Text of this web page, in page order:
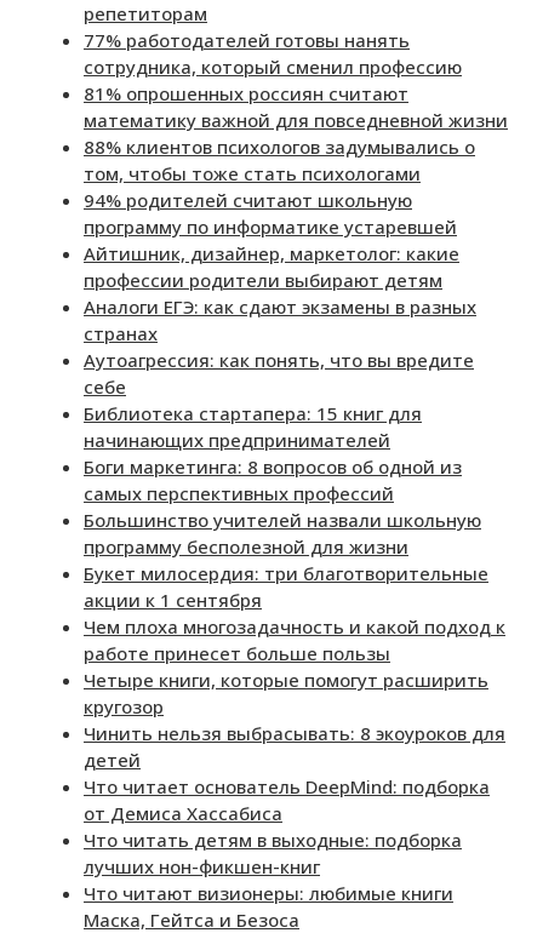
репетиторам
77% работодателей готовы нанять
сотрудника, который сменил профессию
81% опрошенных россиян считают
математику важной для повседневной жизни
88% клиентов психологов задумывались о
том, чтобы тоже стать психологами
94% родителей считают школьную
программу по информатике устаревшей
Айтишник, дизайнер, маркетолог: какие
профессии родители выбирают детям
Аналоги ЕГЭ: как сдают экзамены в разных
странах
Аутоагрессия: как понять, что вы вредите
себе
Библиотека стартапера: 15 книг для
начинающих предпринимателей
Боги маркетинга: 8 вопросов об одной из
самых перспективных профессий
Большинство учителей назвали школьную
программу бесполезной для жизни
Букет милосердия: три благотворительные
акции к 1 сентября
Чем плоха многозадачность и какой подход к
работе принесет больше пользы
Четыре книги, которые помогут расширить
кругозор
Чинить нельзя выбрасывать: 8 экоуроков для
детей
Что читает основатель DeepMind: подборка
от Демиса Хассабиса
Что читать детям в выходные: подборка
лучших нон-фикшен-книг
Что читают визионеры: любимые книги
Маска, Гейтса и Безоса